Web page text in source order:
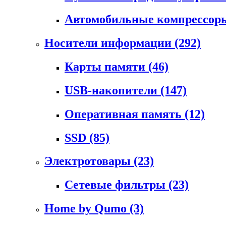
Автомобильные
Носители информации (292)
Карты памяти (46)
USB-накопители (147)
Оперативная память (12)
SSD (85)
Электротовары (23)
Сетевые фильтры (23)
Home by Qumo (3)